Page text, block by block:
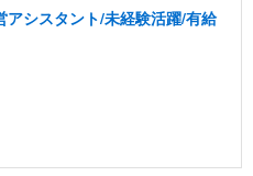
アシスタント/未経験活躍/有給